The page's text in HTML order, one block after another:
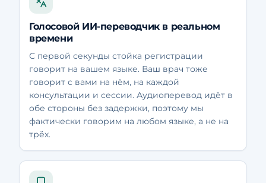
Голосовой ИИ-переводчик в реальном
времени
С первой секунды стойка регистрации
говорит на вашем языке. Ваш врач тоже
говорит с вами на нём, на каждой
консультации и сессии. Аудиоперевод идёт в
обе стороны без задержки, поэтому мы
фактически говорим на любом языке, а не на
трёх.